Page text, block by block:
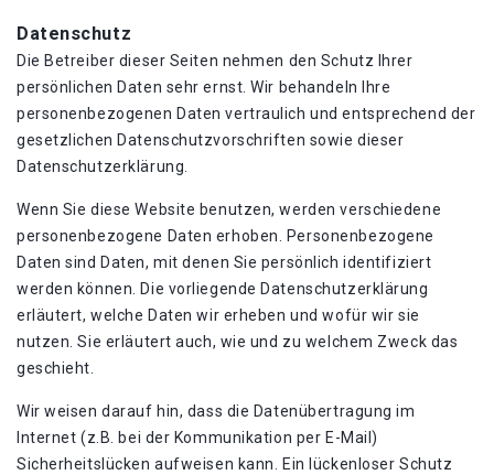
Datenschutz
Die Betreiber dieser Seiten nehmen den Schutz Ihrer
persönlichen Daten sehr ernst. Wir behandeln Ihre
personenbezogenen Daten vertraulich und entsprechend der
gesetzlichen Datenschutzvorschriften sowie dieser
Datenschutzerklärung.
Wenn Sie diese Website benutzen, werden verschiedene
personenbezogene Daten erhoben. Personenbezogene
Daten sind Daten, mit denen Sie persönlich identifiziert
werden können. Die vorliegende Datenschutzerklärung
erläutert, welche Daten wir erheben und wofür wir sie
nutzen. Sie erläutert auch, wie und zu welchem Zweck das
geschieht.
Wir weisen darauf hin, dass die Datenübertragung im
Internet (z.B. bei der Kommunikation per E-Mail)
Sicherheitslücken aufweisen kann. Ein lückenloser Schutz